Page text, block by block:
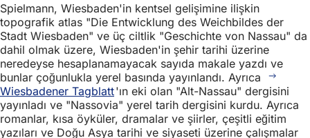
Spielmann, Wiesbaden'in kentsel gelişimine ilişkin
topografik atlas "Die Entwicklung des Weichbildes der
Stadt Wiesbaden" ve üç ciltlik "Geschichte von Nassau" da
dahil olmak üzere, Wiesbaden'in şehir tarihi üzerine
neredeyse hesaplanamayacak sayıda makale yazdı ve
bunlar çoğunlukla yerel basında yayınlandı. Ayrıca
Wiesbadener Tagblatt'ın eki olan "Alt-Nassau" dergisini
yayınladı ve "Nassovia" yerel tarih dergisini kurdu. Ayrıca
romanlar, kısa öyküler, dramalar ve şiirler, çeşitli eğitim
yazıları ve Doğu Asya tarihi ve siyaseti üzerine çalışmalar